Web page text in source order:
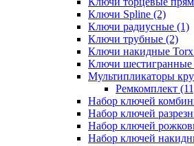
Ключи Spline (2)
Ключи радиусные (1)
Ключи трубные (2)
Ключи накидные
Ключи шестигранные
Мультипликаторы
Ремкомплект
Набор ключей
Набор ключей
Набор ключей
Набор ключей